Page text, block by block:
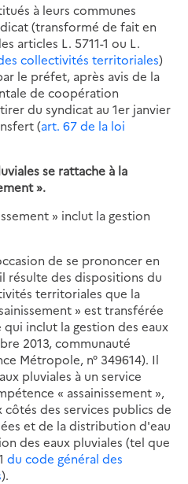
à leurs communes
(transformé de fait en
articles L. 5711-1 ou L.
collectivités territoriales)
le préfet, après avis de la
de coopération
du syndicat au 1er janvier
(art. 67 de la loi
se rattache à la
».
» inclut la gestion
de se prononcer en
résulte des dispositions du
territoriales que la
» est transférée
inclut la gestion des eaux
2013, communauté
Métropole, n° 349614). Il
pluviales à un service
« assainissement »,
des services publics de
et de la distribution d'eau
des eaux pluviales (tel que
du code général des
).